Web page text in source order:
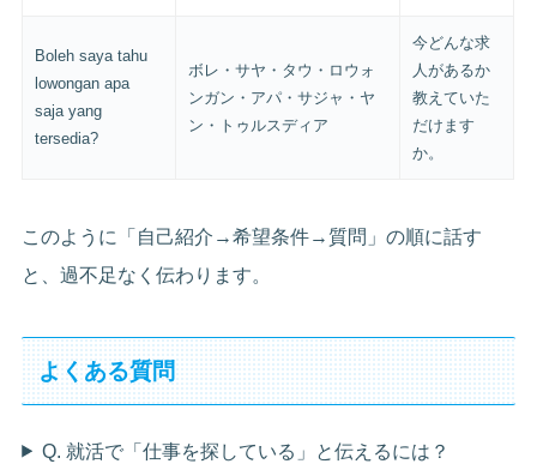
Boleh saya tahu
lowongan apa
saja yang
tersedia?
ボレ・サヤ・タウ・ロウォ
ンガン・アパ・サジャ・ヤ
ン・トゥルスディア
今どんな求
人があるか
教えていた
だけます
か。
このように「自己紹介→希望条件→質問」の順に話す
と、過不足なく伝わります。
よくある質問
Q. 就活で「仕事を探している」と伝えるには？